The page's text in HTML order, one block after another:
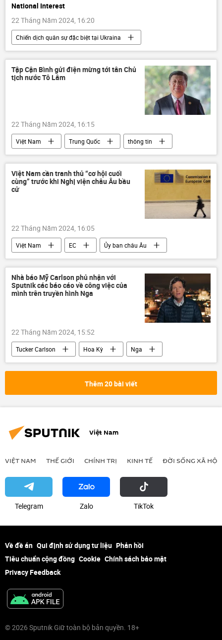
National Interest
22 Tháng Năm 2024, 16:20
Chiến dịch quân sự đặc biệt tại Ukraina
phương Tây
viện trợ quân sự
Thế giới
Cuộc khủng hoảng ở Ukraina
Ukraina
Hoa Kỳ
Tập Cận Bình gửi điện mừng tới tân Chủ
tịch nước Tô Lâm
22 Tháng Năm 2024, 16:15
Việt Nam Trung Quốc
thông tin
Tập Cận Bình
Tô Lâm
Chính trị
Bộ Chính Trị VN
Chủ tịch nước
bổ nhiệm
tuyển chọn, bổ nhiệm
Việt Nam cần tranh thủ “cơ hội cuối
cùng” trước khi Nghị viện châu Âu bầu
cử
22 Tháng Năm 2024, 16:05
Việt Nam EC
Ủy ban châu Âu
Bộ Nông nghiệp Việt Nam
Chính phủ
thủy sản
Thế giới
Nhà báo Mỹ Carlson phủ nhận với
Sputnik các báo cáo về công việc của
mình trên truyền hình Nga
22 Tháng Năm 2024, 15:52
Tucker Carlson Hoa Kỳ
Nga
vi phạm
Pháp luật nhà báo
Thêm 20 bài viết
Việt Nam
VIỆT NAM THẾ GIỚI CHÍNH TRỊ KINH TẾ ĐỜI SỐNG XÃ HỘI
Telegram Zalo ТikТоk
Về đề án Qui định sử dụng tư liệu Phản hồi
Tiêu chuẩn cộng đồng Cookie Chính sách bảo mật
Privacy Feedback
© 2026 Sputnik Giữ toàn bộ bản quyền. 18+